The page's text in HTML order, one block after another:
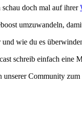
doch mal auf ihrer
umzuwandeln,
wie du es
schreib ein­fach eine
Community zum